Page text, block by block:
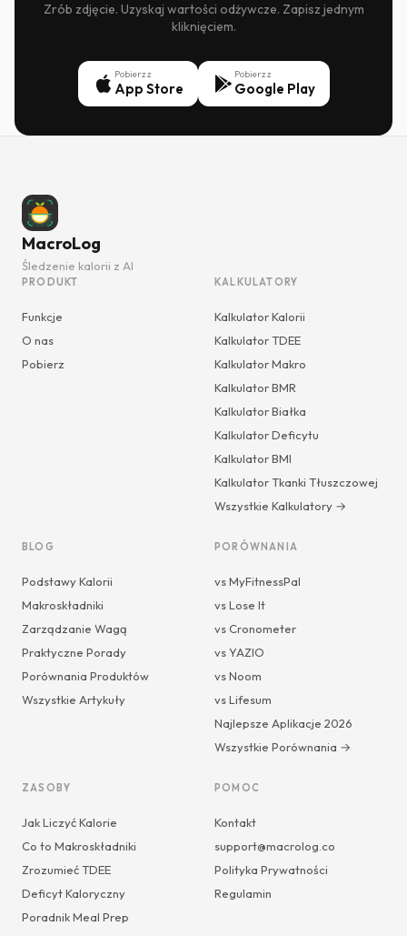
Zrób zdjęcie. Uzyskaj wartości odżywcze. Zapisz jednym
kliknięciem.
Pobierz z
App Store
Pobierz z
Google Play
MacroLog
Śledzenie kalorii z AI
PRODUKT
Funkcje
O nas
Pobierz
KALKULATORY
Kalkulator Kalorii
Kalkulator TDEE
Kalkulator Makro
Kalkulator BMR
Kalkulator Białka
Kalkulator Deficytu
Kalkulator BMI
Kalkulator Tkanki Tłuszczowej
Wszystkie Kalkulatory →
BLOG
Podstawy Kalorii
Makroskładniki
Zarządzanie Wagą
Praktyczne Porady
Porównania Produktów
Wszystkie Artykuły
PORÓWNANIA
vs MyFitnessPal
vs Lose It
vs Cronometer
vs YAZIO
vs Noom
vs Lifesum
Najlepsze Aplikacje 2026
Wszystkie Porównania →
ZASOBY
Jak Liczyć Kalorie
Co to Makroskładniki
Zrozumieć TDEE
Deficyt Kaloryczny
Poradnik Meal Prep
POMOC
Kontakt
support@macrolog.co
Polityka Prywatności
Regulamin